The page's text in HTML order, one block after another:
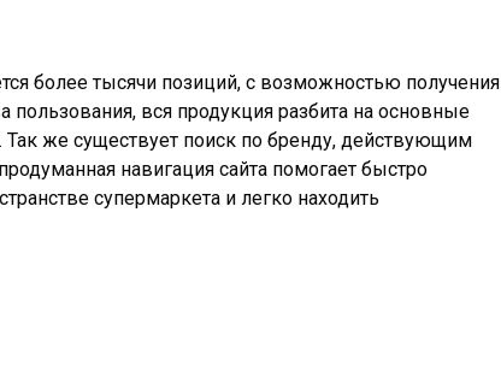
более тысячи позиций, с возможностью получения
пользования, вся продукция разбита на основные
Так же существует поиск по бренду, действующим
навигация сайта помогает быстро
супермаркета и легко находить